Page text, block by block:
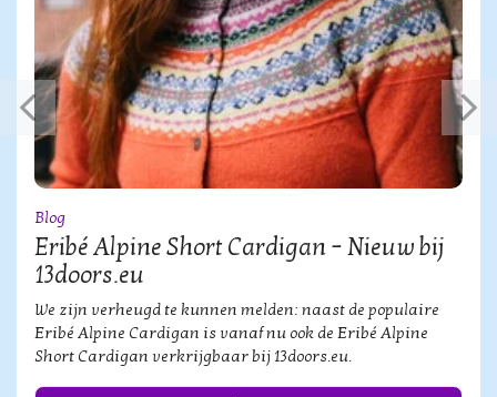
Blog
Eribé Alpine Short Cardigan – Nieuw bij
13doors.eu
We zijn verheugd te kunnen melden: naast de populaire
Eribé Alpine Cardigan is vanaf nu ook de Eribé Alpine
Short Cardigan verkrijgbaar bij 13doors.eu.